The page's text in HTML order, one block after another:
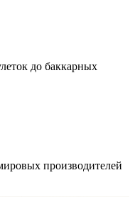
до баккарных
производителей